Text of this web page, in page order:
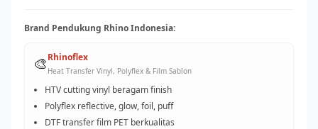
Brand Pendukung Rhino Indonesia:
🎨Rhinoflex
Heat Transfer Vinyl, Polyflex & Film Sablon
HTV cutting vinyl beragam finish
Polyflex reflective, glow, foil, puff
DTF transfer film PET berkualitas